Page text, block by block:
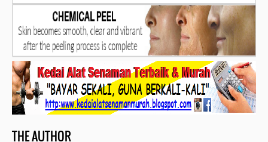
THE AUTHOR